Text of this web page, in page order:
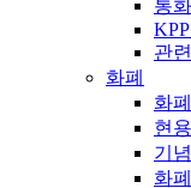
통
관
화폐
화
현
기
화